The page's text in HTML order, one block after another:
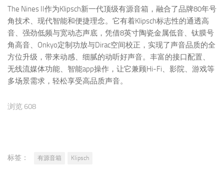
The Nines II作为Klipsch新一代顶级有源音箱，融合了品牌80年号
角技术、现代智能和便捷理念。它有着Klipsch标志性的通透高
音、强劲低频与宽动态声底，凭借8英寸陶瓷金属低音、钛膜号
角高音、Onkyo定制功放与Dirac空间校正，实现了声音品质的全
方位升级，带来动感、细腻的动听好声音。丰富的接口配置、
无线流媒体功能、智能app操作，让它兼顾Hi-Fi、影院、游戏等
多场景需求，轻松享受高品质声音。
浏览 608
标签： 有源音箱 Klipsch